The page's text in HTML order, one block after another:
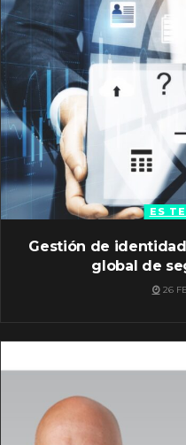
ES
Gestión de
global de
26